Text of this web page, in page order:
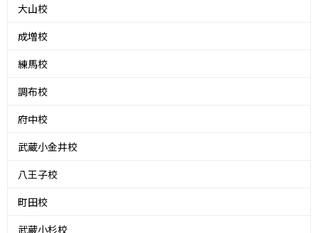
大山校
成増校
練馬校
調布校
府中校
武蔵小金井校
八王子校
町田校
武蔵小杉校